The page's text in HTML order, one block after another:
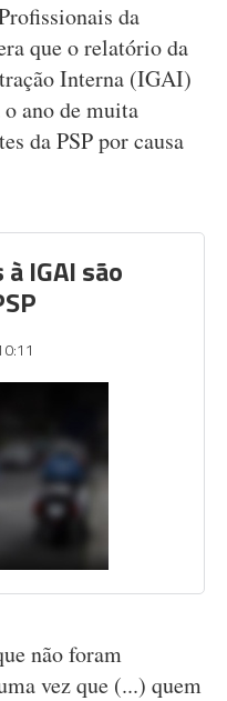
da
que o relatório da
Interna (IGAI)
ano de muita
da PSP por causa
IGAI são
não foram
vez que (...) quem